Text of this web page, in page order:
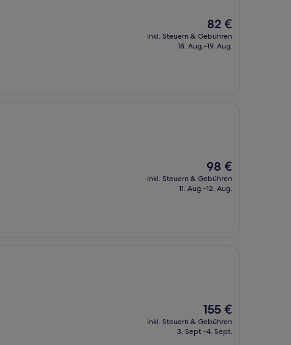
Der
Preis
beträgt
82 €
inkl. Steuern & Gebühren
18. Aug.–19. Aug.
Der
Preis
beträgt
98 €
inkl. Steuern & Gebühren
11. Aug.–12. Aug.
Der
Preis
beträgt
155 €
inkl. Steuern & Gebühren
3. Sept.–4. Sept.